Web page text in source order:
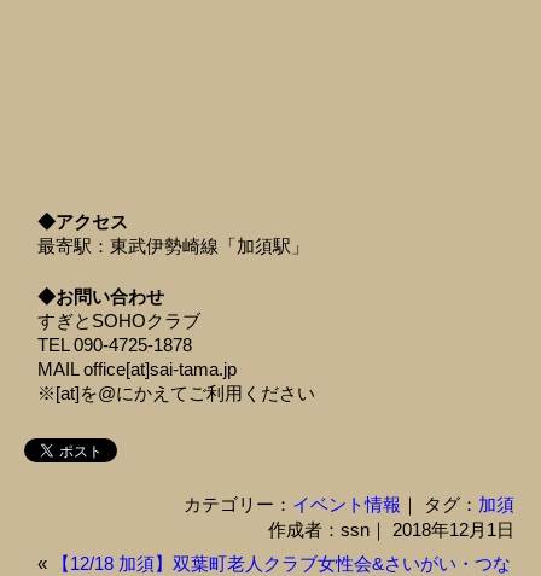
◆アクセス
最寄駅：東武伊勢崎線「加須駅」
◆お問い合わせ
すぎとSOHOクラブ
TEL 090-4725-1878
MAIL office[at]sai-tama.jp
※[at]を@にかえてご利用ください
カテゴリー： イベント情報 ｜ タグ： 加須
作成者：ssn｜ 2018年12月1日
«
【12/18 加須】双葉町老人クラブ女性会&さいがい・つな